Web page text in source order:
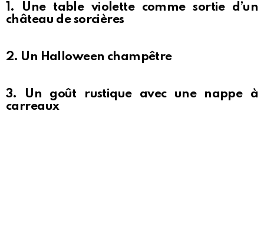
1. Une table violette comme sortie d’un
château de sorcières
2. Un Halloween champêtre
3. Un goût rustique avec une nappe à
carreaux